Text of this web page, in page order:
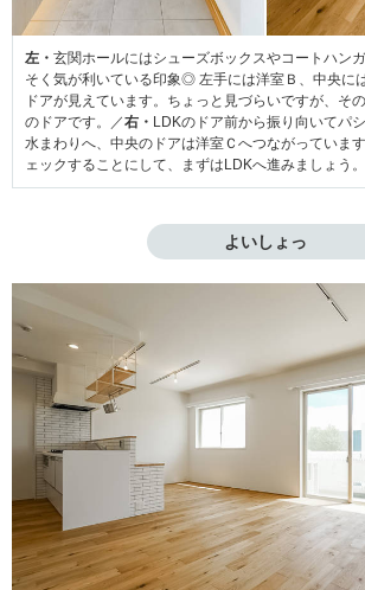
左・ 玄関ホールにはシューズボックスやコートハン
そく気が利いている印象◎ 左手には洋室Ｂ、中央に
ドアが見えています。ちょっと見づらいですが、そ
のドアです。／右・ LDKのドア前から振り向いてパ
水まわりへ、中央のドアは洋室Ｃへつながっていま
ェックすることにして、まずはLDKへ進みましょう。
よいしょっ